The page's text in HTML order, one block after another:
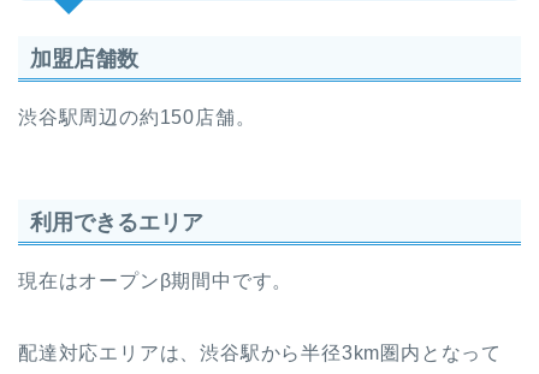
加盟店舗数
渋谷駅周辺の約150店舗。
利用できるエリア
現在はオープンβ期間中です。
配達対応エリアは、渋谷駅から半径3km圏内となって